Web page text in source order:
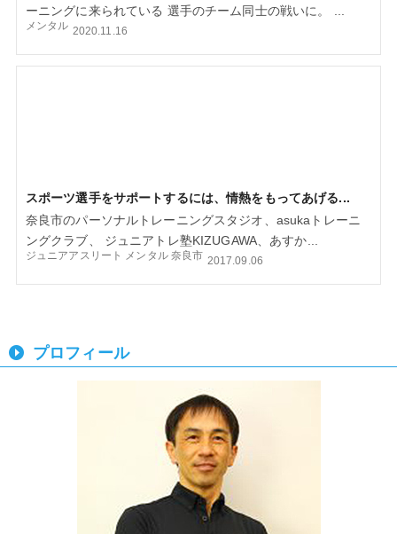
ーニングに来られている 選手のチーム同士の戦いに。 ...
メンタル 2020.11.16
スポーツ選手をサポートするには、情熱をもってあげる...
奈良市のパーソナルトレーニングスタジオ、asukaトレーニ
ングクラブ、 ジュニアトレ塾KIZUGAWA、あすか...
ジュニアアスリート メンタル 奈良市 2017.09.06
プロフィール